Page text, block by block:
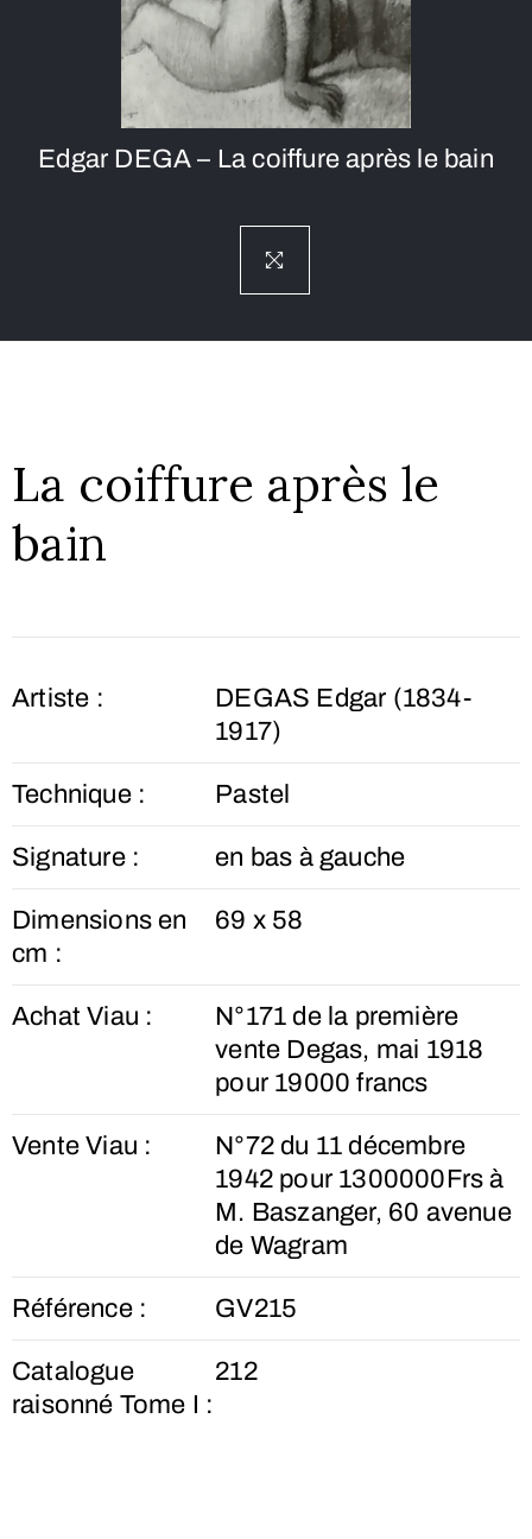
Edgar DEGA – La coiffure après le bain
La coiffure après le
bain
Artiste :
DEGAS Edgar (1834-
1917)
Technique : Pastel
Signature : en bas à gauche
Dimensions en
cm :
69 x 58
Achat Viau :
N°171 de la première
vente Degas, mai 1918
pour 19000 francs
Vente Viau :
N°72 du 11 décembre
1942 pour 1300000Frs à
M. Baszanger, 60 avenue
de Wagram
Référence : GV215
Catalogue
raisonné Tome I :
212